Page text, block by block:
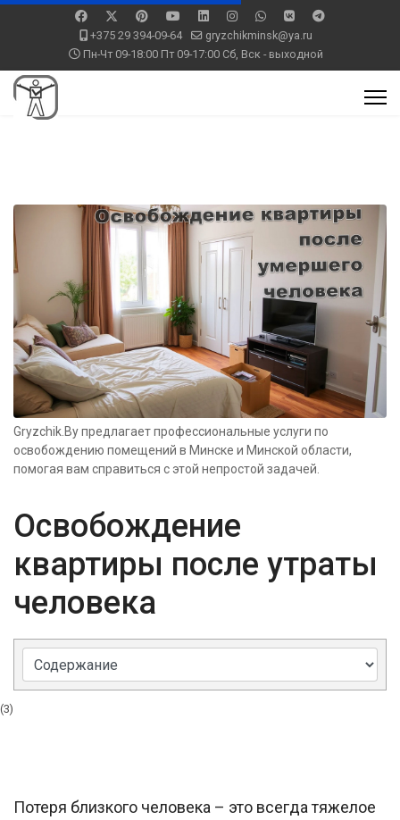
+375 29 394-09-64
gryzchikminsk@ya.ru
Пн-Чт 09-18:00 Пт 09-17:00 Сб, Вск - выходной
Gryzchik.By предлагает профессиональные услуги по
освобождению помещений в Минске и Минской области,
помогая вам справиться с этой непростой задачей.
Освобождение
квартиры после утраты
человека
(3)
Потеря близкого человека – это всегда тяжелое